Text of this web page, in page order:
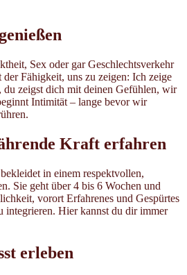
Sex oder gar Geschlechtsverkehr
Fähigkeit, uns zu zeigen: Ich zeige
zeigst dich mit deinen Gefühlen, wir
Intimität – lange bevor wir
Kraft erfahren
in einem respektvollen,
Sie geht über 4 bis 6 Wochen und
vorort Erfahrenes und Gespürtes
integrieren. Hier kannst du dir immer
erleben